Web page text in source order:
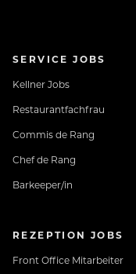
SERVICE JOBS
Kellner Jobs
Restaurantfachfrau
Commis de Rang
Chef de Rang
Barkeeper/in
REZEPTION JOBS
Front Office Mitarbeiter